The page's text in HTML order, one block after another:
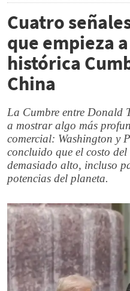
Cuatro
que empieza
histórica
China
La Cumbre entre Donald
a mostrar algo más
comercial: Washington y
concluido que el costo
demasiado alto, incluso
potencias del planeta.